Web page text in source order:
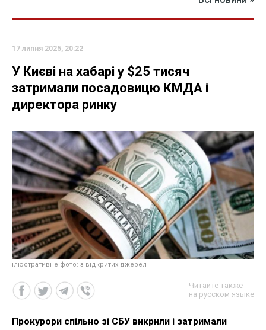
17 липня 2025, 20:22
У Києві на хабарі у $25 тисяч
затримали посадовицю КМДА і
директора ринку
ілюстративне фото: з відкритих джерел
Читайте также
на русском языке
Прокурори спільно зі СБУ викрили і затримали